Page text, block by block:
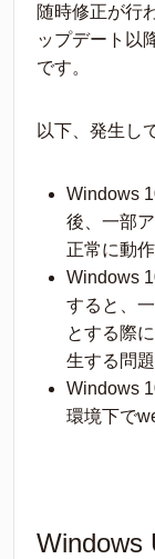
随時修正が行
ップデート以
です。
以下、発生し
Windows
後、一部
正常に動
Windows
すると、
とする際
生する問題
Windows
環境下で
Windows